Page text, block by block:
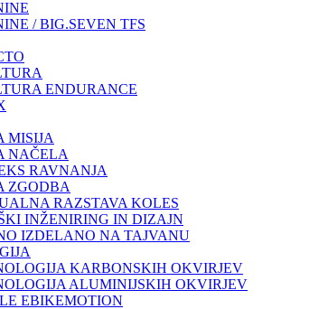
/ BIG.SEVEN TFS
ENDURANCE
MISIJA
NAČELA
RAVNANJA
ZGODBA
RAZSTAVA KOLES
INŽENIRING IN DIZAJN
IZDELANO NA TAJVANU
KARBONSKIH OKVIRJEV
ALUMINIJSKIH OKVIRJEV
EBIKEMOTION